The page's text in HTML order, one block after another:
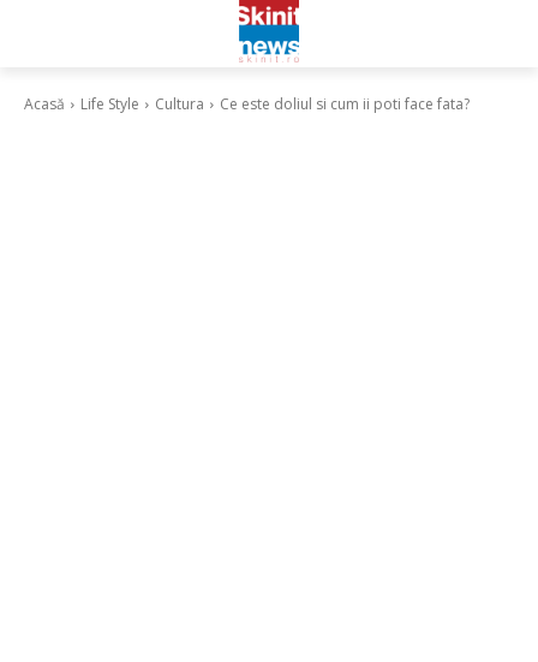
Acasă Life Style Cultura Ce este doliul si cum ii poti face fata?